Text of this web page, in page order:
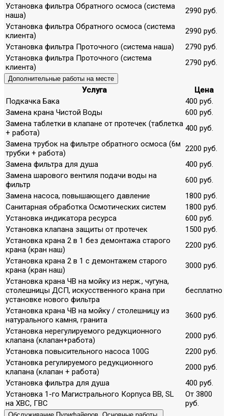
Установка фильтра Обратного осмоса (система
наша)
2990 руб.
Установка фильтра Обратного осмоса (система
клиента)
2990 руб.
Установка фильтра Проточного (система наша)
2790 руб.
Установка фильтра Проточного (система
клиента)
2790 руб.
Дополнительные работы на месте
Услуга
Цена
Подкачка Бака
400 руб.
Замена крана Чистой Воды
600 руб.
Замена таблетки в клапане от протечек (таблетка
+ работа)
400 руб.
Замена трубок на фильтре обратного осмоса (6м
трубки + работа)
2200 руб.
Замена фильтра для душа
400 руб.
Замена шарового вентиля подачи воды на
фильтр
600 руб.
Замена насоса, повышающего давление
1800 руб.
Санитарная обработка Осмотических систем
1800 руб.
Установка индикатора ресурса
600 руб.
Установка клапана защиты от протечек
1500 руб.
Установка крана 2 в 1 без демонтажа старого
крана (кран наш)
2200 руб.
Установка крана 2 в 1 с демонтажем старого
крана (кран наш)
3000 руб.
Установка крана ЧВ на мойку из нерж., чугуна,
столешницы ДСП, искусственного крана при
установке нового фильтра
бесплатно
Установка крана ЧВ на мойку / столешницу из
натурального камня, гранита
3600 руб.
Установка нерегулируемого редукционного
клапана (клапан+работа)
2000 руб.
Установка повысительного насоса 100G
2200 руб.
Установка регулируемого редукционного
клапана (клапан + работа)
2000 руб.
Установка фильтра для душа
400 руб.
Установка 1-го Магистрального Корпуса ВВ, SL
на ХВС, ГВС
От 3800
руб.